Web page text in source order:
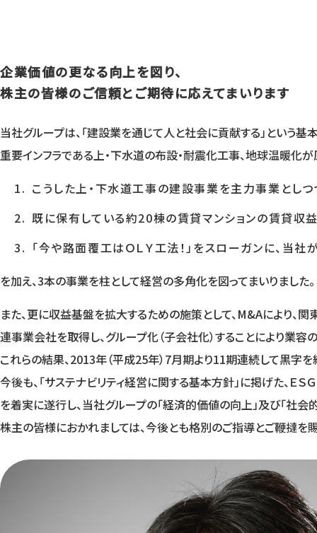
企業価値の更なる向上を図り、
株主の皆様のご信頼とご期待に応えてまいります
当社グループは、「建設業を通じて人と社会に貢献する」という
重要インフラである上・下水道の布設・耐震化工事、地球温暖
こうした上・下水道工事の建設事業を主力事業としつ
既に保有している約20棟の賃貸マンションの賃貸収
「今や路面覆工はＯＬＹ工法！」をスローガンに、当
を加え、3本の事業を柱として経営の多角化を図ってまいりました。
また、更に収益基盤を拡大するための施策として、M&Aにより
連事業会社を取得し、グループ化（子会社化）することにより業容
これらの結果、2013年（平成25年）7月期より11期連続して黒字
今後も、「サステナビリティ経営に関する基本方針」に掲げた、Ｅ
を着実に遂行し、当社グループの「経済的価値の向上」及び「社会
株主の皆様におかれましては、今後とも格別のご指導とご鞭撻を